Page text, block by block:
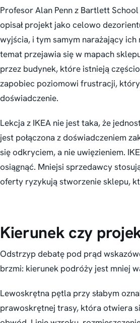
Profesor Alan Penn z Bartlett
opisał projekt jako celowo
wyjścia, i tym samym narażający ich
temat przejawia się w mapach
przez budynek, które istnieją
zapobiec poziomowi frustracji, który
doświadczenie.
Lekcja z IKEA nie jest taka, że
jest połączona z doświadczeniem
się odkryciem, a nie uwięzieniem.
osiągnąć. Mniejsi sprzedawcy
oferty ryzykują stworzenie sklepu,
Kierunek czy
Odstrzyp debatę pod prąd
brzmi: kierunek podróży jest mniej
Lewoskrętna pętla przy słabym
prawoskrętnej trasy, która otwiera